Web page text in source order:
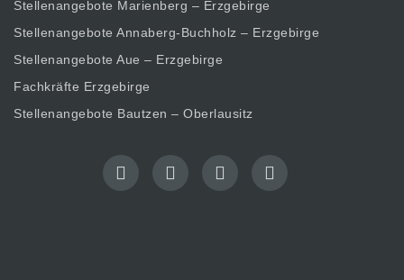
Stellenangebote Marienberg – Erzgebirge
Stellenangebote Annaberg-Buchholz – Erzgebirge
Stellenangebote Aue – Erzgebirge
Fachkräfte Erzgebirge
Stellenangebote Bautzen – Oberlausitz